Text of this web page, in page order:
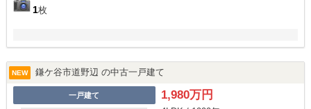
1枚
NEW 鎌ケ谷市道野辺 の中古一戸建て
一戸建て 1,980万円